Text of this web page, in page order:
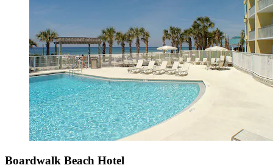
Boardwalk Beach Hotel